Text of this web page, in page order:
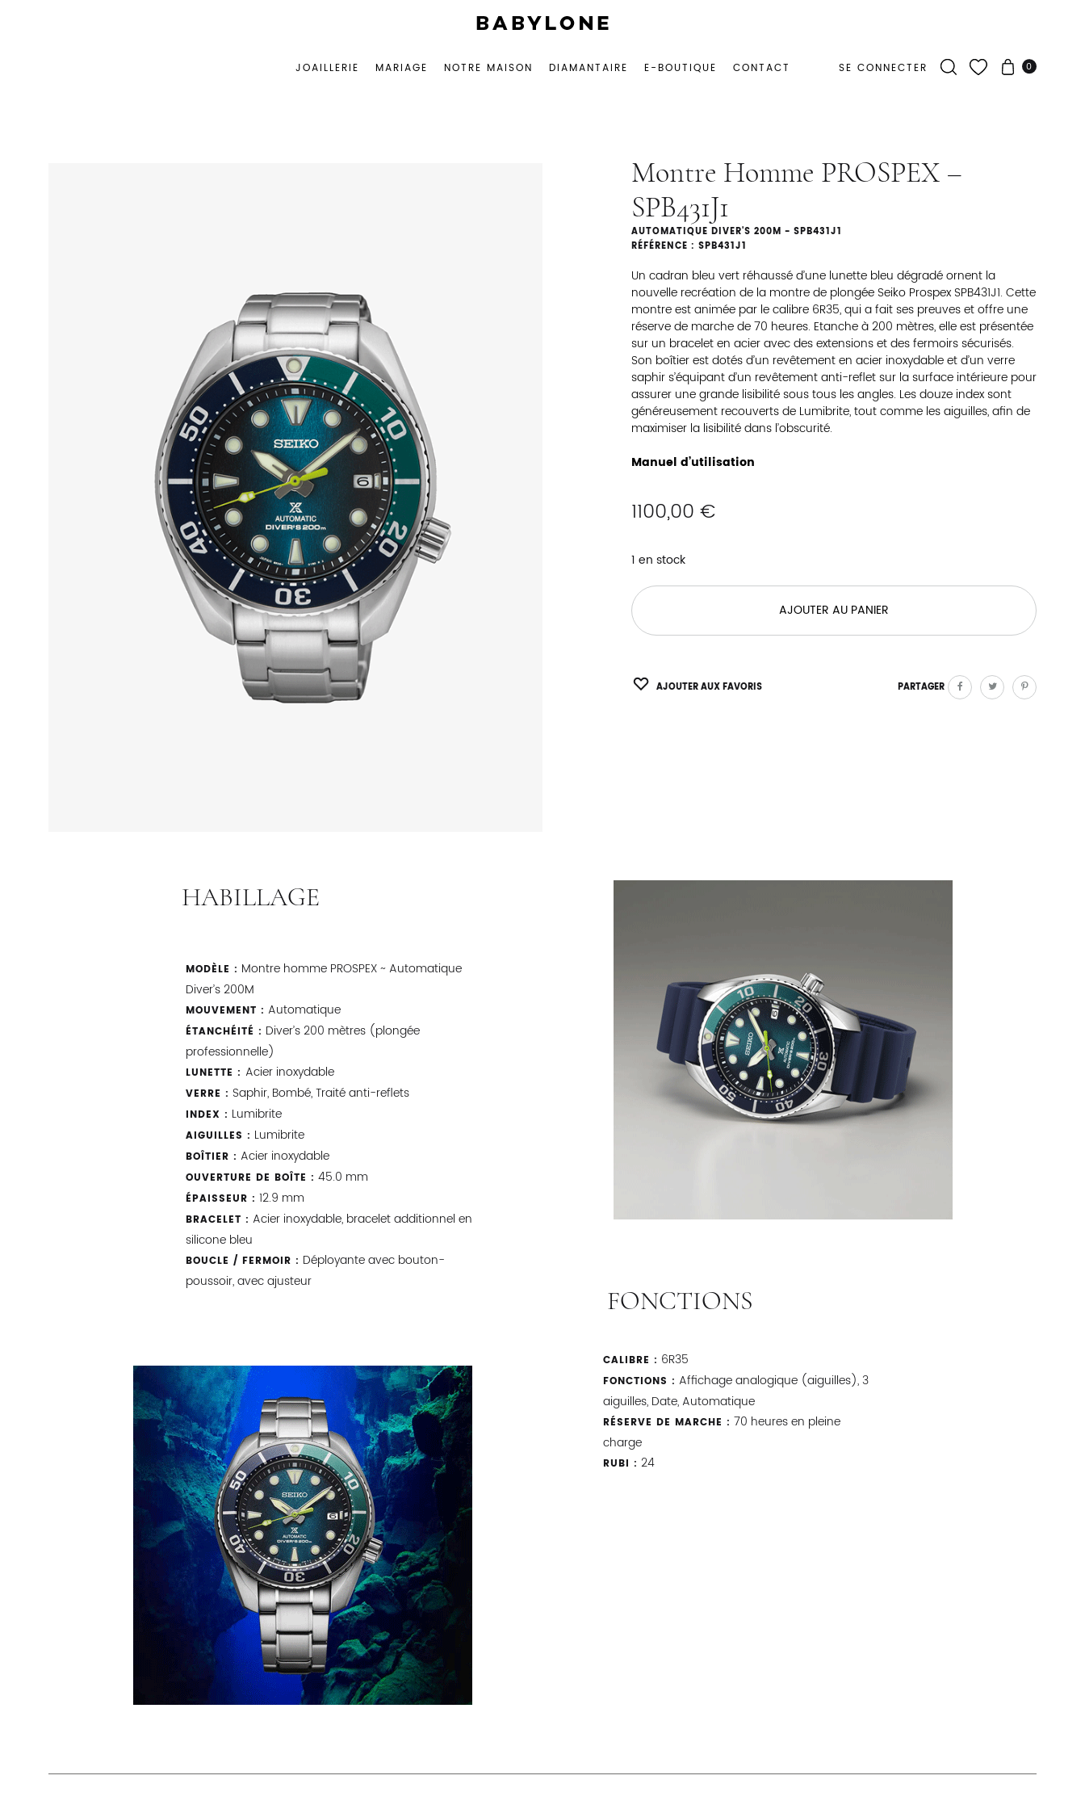
BIJOUTERIE
artisanale
JOAILLERIE MARIAGE NOTRE MAISON DIAMANTAIRE E-BOUTIQUE CONTACT SE CONNECTER 0
Montre Homme PROSPEX –
SPB431J1
AUTOMATIQUE DIVER'S 200M - SPB431J1
RÉFÉRENCE : SPB431J1
Un cadran bleu vert réhaussé d’une lunette bleu dégradé ornent la
nouvelle recréation de la montre de plongée Seiko Prospex SPB431J1. Cette
montre est animée par le calibre 6R35, qui a fait ses preuves et offre une
réserve de marche de 70 heures. Etanche à 200 mètres, elle est présentée
sur un bracelet en acier avec des extensions et des fermoirs sécurisés.
Son boîtier est dotés d’un revêtement en acier inoxydable et d’un verre
saphir s’équipant d’un revêtement anti-reflet sur la surface intérieure pour
assurer une grande lisibilité sous tous les angles. Les douze index sont
généreusement recouverts de Lumibrite, tout comme les aiguilles, afin de
maximiser la lisibilité dans l’obscurité.
Manuel d’utilisation
1100,00 €
1 en stock
AJOUTER AU PANIER
PARTAGER
AJOUTER AUX FAVORIS
HABILLAGE
MODÈLE : Montre homme PROSPEX ~ Automatique
Diver’s 200M
MOUVEMENT : Automatique
ÉTANCHÉITÉ : Diver’s 200 mètres (plongée
professionnelle)
LUNETTE : Acier inoxydable
VERRE : Saphir, Bombé, Traité anti-reflets
INDEX : Lumibrite
AIGUILLES : Lumibrite
BOÎTIER : Acier inoxydable
OUVERTURE DE BOÎTE : 45.0 mm
ÉPAISSEUR : 12.9 mm
BRACELET : Acier inoxydable, bracelet additionnel en
silicone bleu
BOUCLE / FERMOIR : Déployante avec bouton-
poussoir, avec ajusteur
FONCTIONS
CALIBRE : 6R35
FONCTIONS : Affichage analogique (aiguilles), 3
aiguilles, Date, Automatique
RÉSERVE DE MARCHE : 70 heures en pleine
charge
RUBI : 24